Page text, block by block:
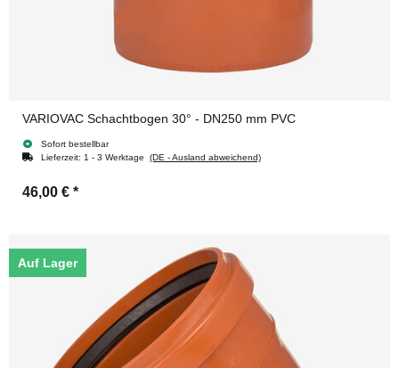
VARIOVAC Schachtbogen 30° - DN250 mm PVC
Sofort bestellbar
Lieferzeit: 1 - 3 Werktage (DE - Ausland abweichend)
46,00 € *
Auf Lager